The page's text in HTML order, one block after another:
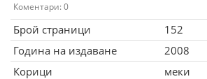
Коментари: 0
Брой страници
152
Година на издаване
2008
Корици
меки